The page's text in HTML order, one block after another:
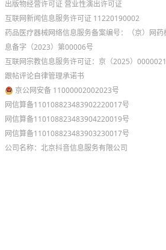
出版物经营许可证 营业性演出许可证
互联网新闻信息服务许可证 11220190002
药品医疗器械网络信息服务备案编号：（京）网药
息备字（2023）第00006号
互联网宗教信息服务许可证：京（2025）0000021
跟帖评论自律管理承诺书
京公网安备 11000002002023号
网信算备110108823483902220017号
网信算备110108823483904220019号
网信算备110108823483903230017号
公司名称：北京抖音信息服务有限公司